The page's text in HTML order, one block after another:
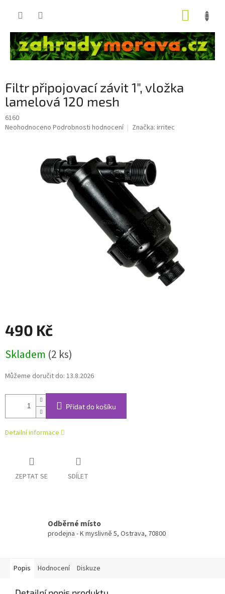
Filtr připojovací závit 1", vložka
lamelová 120 mesh
6160
Průměrné
Neohodnoceno Podrobnosti hodnocení Značka: irritec
490 Kč
cena:
Skladem (2 ks)
Můžeme doručit do: 13.8.2026
Přidat do košíku
Detailní informace
ZEPTAT SE SDÍLET
Odběrné místo
prodejna - K myslivně 5, Ostrava, 70800
Popis Hodnocení Diskuze